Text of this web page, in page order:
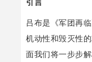
引言
吕布是《军团再
机动性和毁灭性
面我们将一步步